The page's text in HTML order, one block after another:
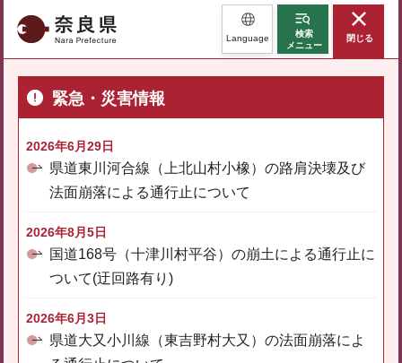
奈良県 Language
検索
メニュー
閉じる
緊急・災害情報
2026年6月29日
県道東川河合線（上北山村小橡）の路肩決壊及び
法面崩落による通行止について
2026年8月5日
国道168号（十津川村平谷）の崩土による通行止に
ついて(迂回路有り)
2026年6月3日
県道大又小川線（東吉野村大又）の法面崩落によ